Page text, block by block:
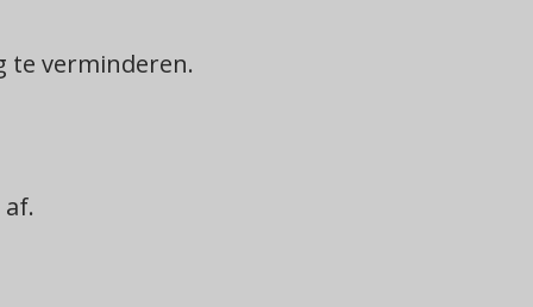
te verminderen.